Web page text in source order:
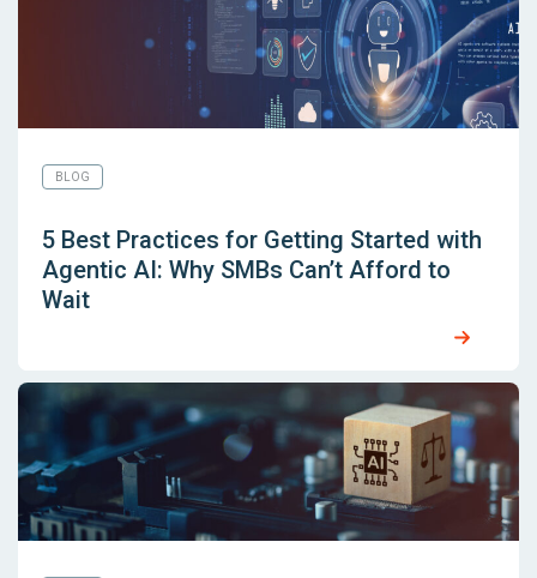
BLOG
5 Best Practices for Getting Started with
Agentic AI: Why SMBs Can’t Afford to
Wait